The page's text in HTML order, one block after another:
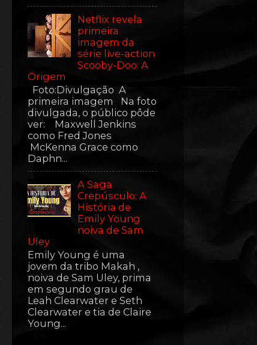
Netflix revela
primeira
imagem da
série live-action
Scooby-Doo: A
Origem
Foto:Divulgação A
primeira imagem Na foto
divulgada, o público pôde
ver: Maxwell Jenkins
como Fred Jones
McKenna Grace como
Daphn...
A Saga
Crepúsculo: A
História de
Emily Young
noiva de Sam
Uley
Emily Young é uma
jovem da tribo Makah ,
noiva de Sam Uley, prima
em segundo grau de
Leah Clearwater e Seth
Clearwater e tia de Claire
Young...